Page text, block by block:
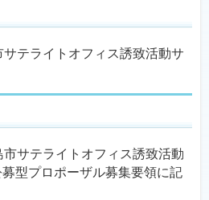
テライトオフィス誘致活動サ
サテライトオフィス誘致活動
型プロポーザル募集要領に記